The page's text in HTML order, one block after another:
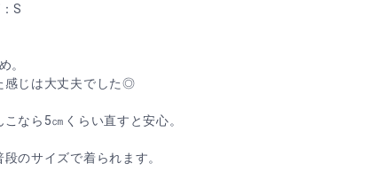
S
。
感じは大丈夫でした◎
なら5㎝くらい直すと安心。
のサイズで着られます。